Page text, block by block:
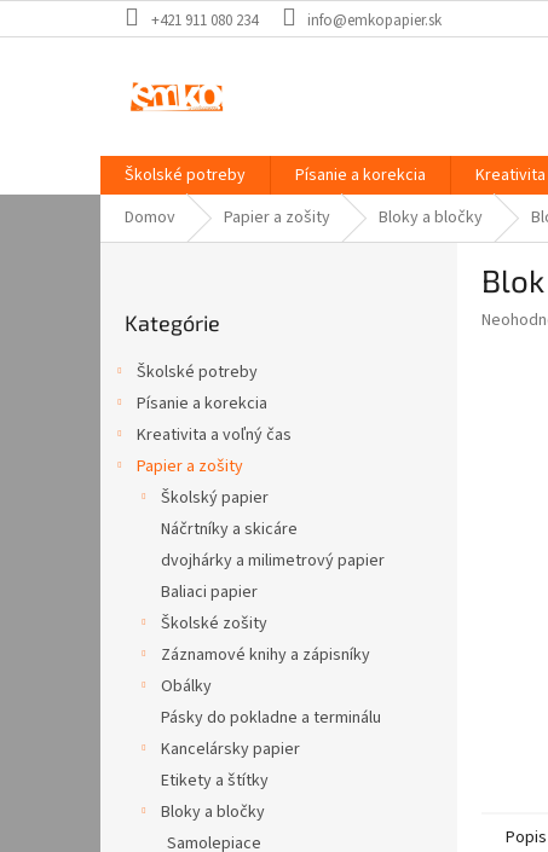
na
+421 911 080 234 info@emkopapier.sk
Školské potreby Písanie a korekcia
Domov
Papier a zošity Bloky a bločky
kategórie
Kategórie
Školské potreby
Písanie a korekcia
Kreativita a voľný čas
Papier a zošity
Školský papier
Náčrtníky a skicáre
dvojhárky a milimetrový papier
Baliaci papier
Školské zošity
Záznamové knihy a zápisníky
Obálky
Pásky do pokladne a terminálu
Kancelársky papier
Etikety a štítky
Bloky a bločky
Samolepiace
Popis